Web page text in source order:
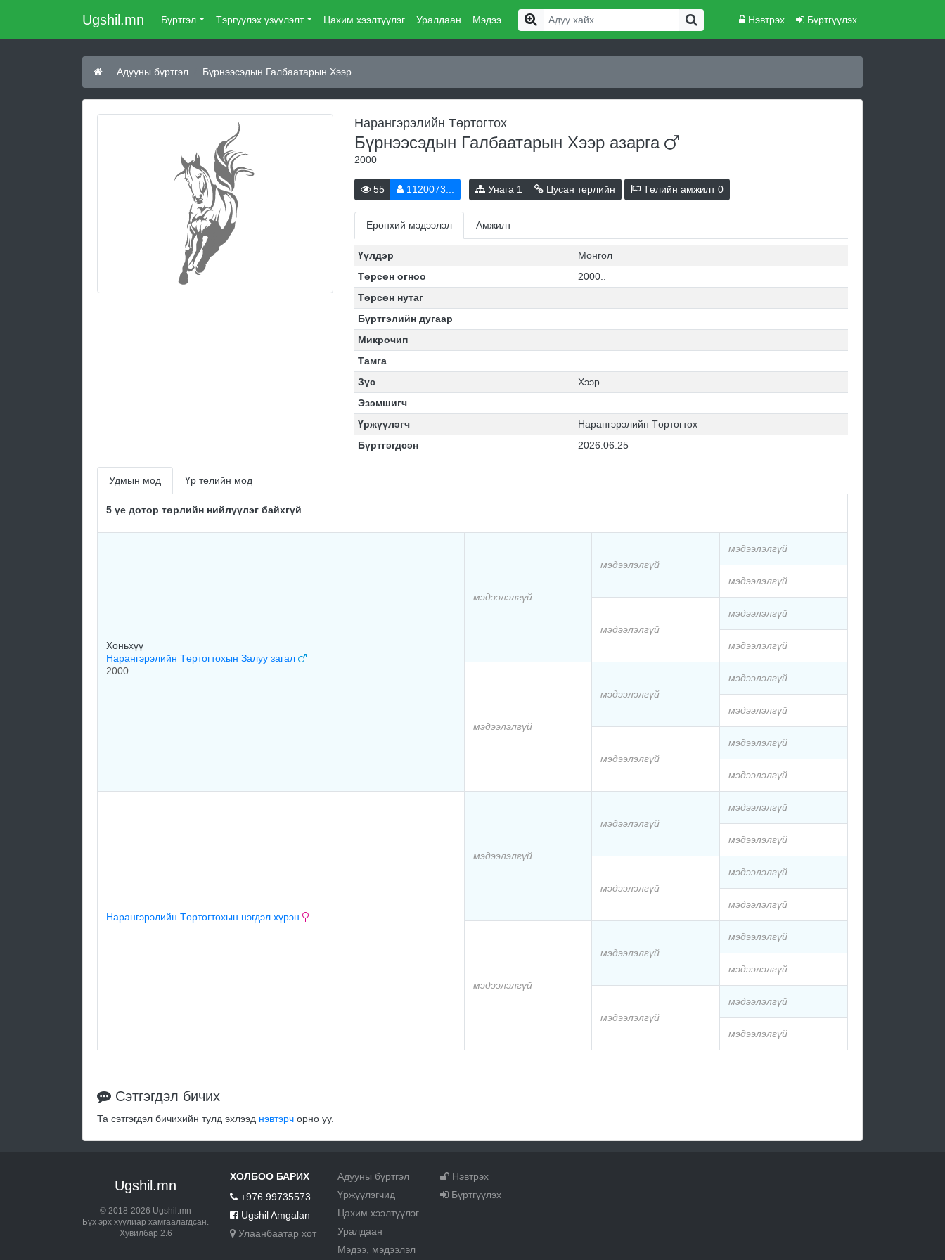
Ugshil.mn Бүртгэл Тэргүүлэх үзүүлэлт Цахим хээлтүүлэг Уралдаан Мэдээ Нэвтрэх Бүртгүүлэх
Адууны бүртгэл Бүрнээсэдын Галбаатарын Хээр
Нарангэрэлийн Төртогтох
Бүрнээсэдын Галбаатарын Хээр азарга
2000
55 1120073... Унага 1 Цусан төрлийн Төлийн амжилт0
Ерөнхий мэдээлэл Амжилт
Үүлдэр
Монгол
Төрсөн огноо
2000..
Төрсөн нутаг
Бүртгэлийн дугаар
Микрочип
Тамга
Зүс
Хээр
Эзэмшигч
Үржүүлэгч
Нарангэрэлийн Төртогтох
Бүртгэгдсэн
2026.06.25
Удмын мод Үр төлийн мод
5 үе дотор төрлийн нийлүүлэг байхгүй
Хоньхүү
Нарангэрэлийн Төртогтохын Залуу загал
2000
мэдээлэлгүй
мэдээлэлгүй
мэдээлэлгүй
мэдээлэлгүй
мэдээлэлгүй
мэдээлэлгүй
мэдээлэлгүй
мэдээлэлгүй
мэдээлэлгүй
мэдээлэлгүй
мэдээлэлгүй
мэдээлэлгүй
мэдээлэлгүй
мэдээлэлгүй
Нарангэрэлийн Төртогтохын нэгдэл хүрэн
мэдээлэлгүй
мэдээлэлгүй
мэдээлэлгүй
мэдээлэлгүй
мэдээлэлгүй
мэдээлэлгүй
мэдээлэлгүй
мэдээлэлгүй
мэдээлэлгүй
мэдээлэлгүй
мэдээлэлгүй
мэдээлэлгүй
мэдээлэлгүй
мэдээлэлгүй
Сэтгэгдэл бичих
Та сэтгэгдэл бичихийн тулд эхлээд нэвтэрч орно уу.
Ugshil.mn
© 2018-2026 Ugshil.mn
Бүх эрх хуулиар хамгаалагдсан.
Хувилбар 2.6
ХОЛБОО БАРИХ
+976 99735573
Ugshil Amgalan
Улаанбаатар хот
Адууны бүртгэл
Үржүүлэгчид
Цахим хээлтүүлэг
Уралдаан
Мэдээ, мэдээлэл
Нэвтрэх
Бүртгүүлэх